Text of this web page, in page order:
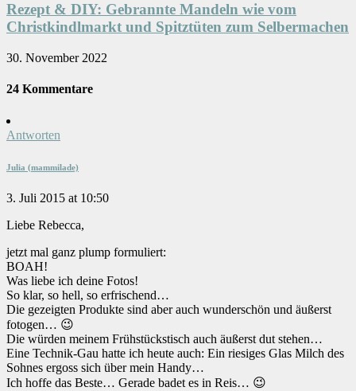
Rezept & DIY: Gebrannte Mandeln wie vom
Christkindlmarkt und Spitztüten zum Selbermachen
30. November 2022
24 Kommentare
Antworten
Julia (mammilade)
3. Juli 2015 at 10:50
Liebe Rebecca,
jetzt mal ganz plump formuliert:
BOAH!
Was liebe ich deine Fotos!
So klar, so hell, so erfrischend…
Die gezeigten Produkte sind aber auch wunderschön und äußerst
fotogen… 😉
Die würden meinem Frühstückstisch auch äußerst dut stehen…
Eine Technik-Gau hatte ich heute auch: Ein riesiges Glas Milch des
Sohnes ergoss sich über mein Handy…
Ich hoffe das Beste… Gerade badet es in Reis… 😉